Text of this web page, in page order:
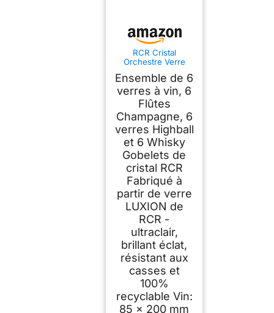
RCR Cristal
Orchestre Verre
Verres à vin, Flûtes à
Champagne, Whisky
Gobelets et Verres à
Highball - Set 24pc
Ensemble de 6
verres à vin, 6
Flûtes
Champagne, 6
verres Highball
et 6 Whisky
Gobelets de
cristal RCR
Fabriqué à
partir de verre
LUXION de
RCR -
ultraclair,
brillant éclat,
résistant aux
casses et
100%
recyclable Vin:
85 x 200 mm